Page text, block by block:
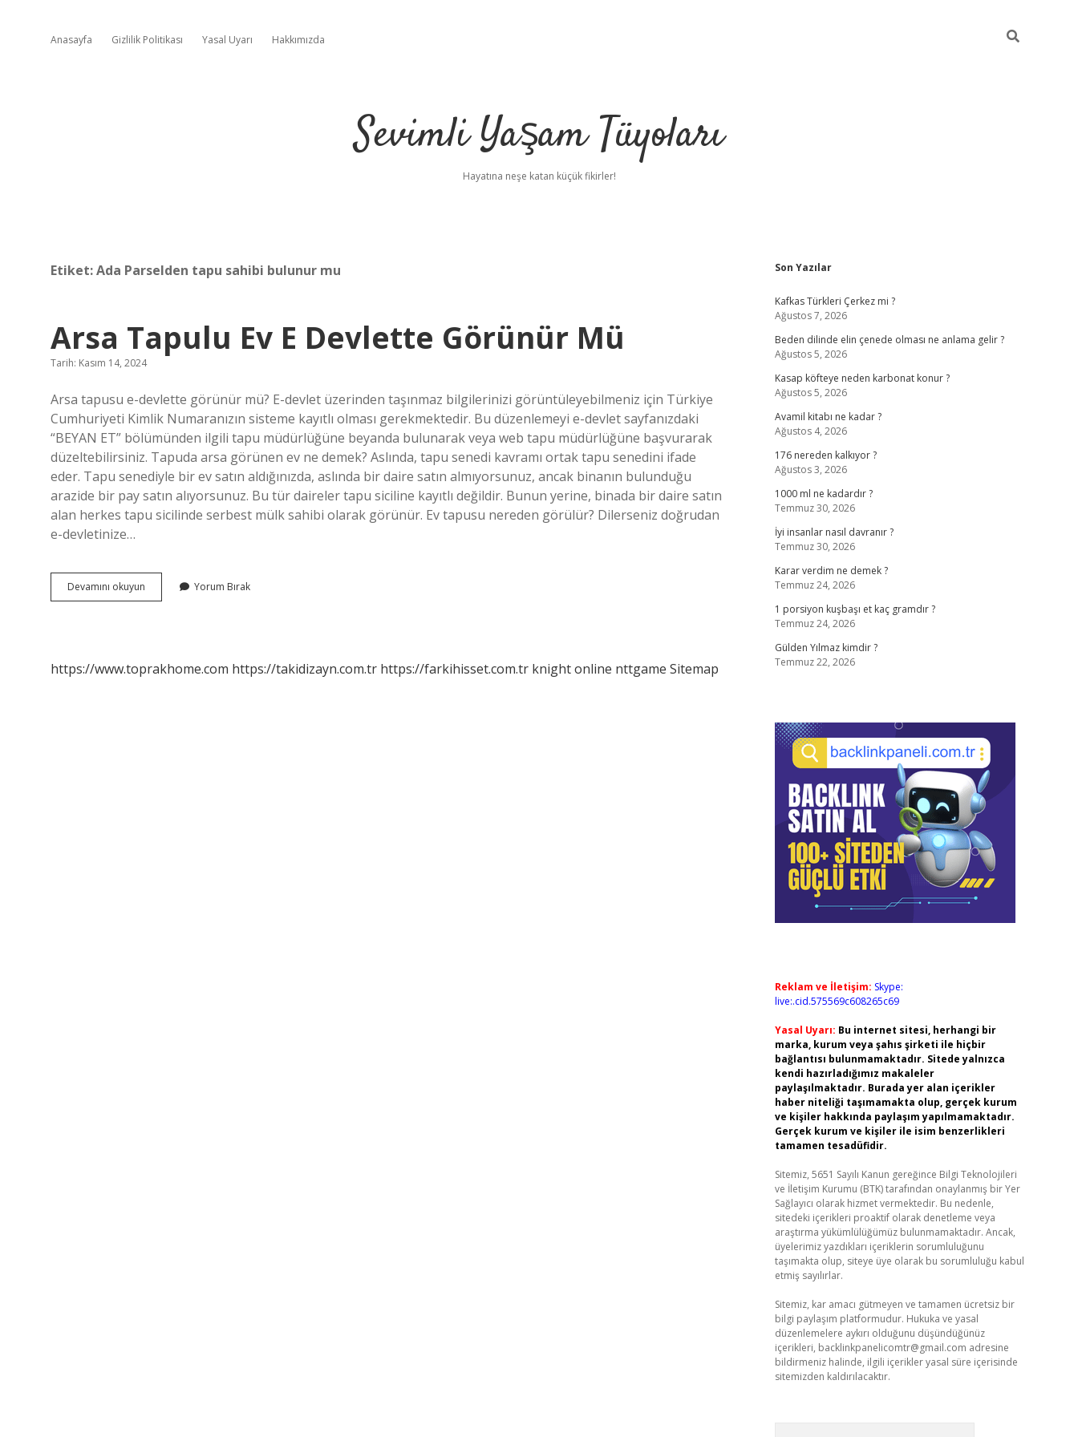
Anasayfa Gizlilik Politikası Yasal Uyarı Hakkımızda
Sevimli Yaşam Tüyoları
Hayatına neşe katan küçük fikirler!
Etiket:Ada Parselden tapu sahibi bulunur mu
Arsa Tapulu Ev E Devlette Görünür Mü
Tarih: Kasım 14, 2024
Arsa tapusu e-devlette görünür mü? E-devlet üzerinden taşınmaz bilgilerinizi görüntüleyebilmeniz için Türkiye
Cumhuriyeti Kimlik Numaranızın sisteme kayıtlı olması gerekmektedir. Bu düzenlemeyi e-devlet sayfanızdaki
“BEYAN ET” bölümünden ilgili tapu müdürlüğüne beyanda bulunarak veya web tapu müdürlüğüne başvurarak
düzeltebilirsiniz. Tapuda arsa görünen ev ne demek? Aslında, tapu senedi kavramı ortak tapu senedini ifade
eder. Tapu senediyle bir ev satın aldığınızda, aslında bir daire satın almıyorsunuz, ancak binanın bulunduğu
arazide bir pay satın alıyorsunuz. Bu tür daireler tapu siciline kayıtlı değildir. Bunun yerine, binada bir daire satın
alan herkes tapu sicilinde serbest mülk sahibi olarak görünür. Ev tapusu nereden görülür? Dilerseniz doğrudan
e-devletinize…
Devamını okuyun
Tapulu
Mü
Yorum Bırak
https://www.toprakhome.com https://takidizayn.com.tr https://farkihisset.com.tr knight online nttgame Sitemap
Sidebar
Son Yazılar
Kafkas Türkleri Çerkez mi ?
Ağustos 7, 2026
Beden dilinde elin çenede olması ne anlama gelir ?
Ağustos 5, 2026
Kasap köfteye neden karbonat konur ?
Ağustos 5, 2026
Avamil kitabı ne kadar ?
Ağustos 4, 2026
176 nereden kalkıyor ?
Ağustos 3, 2026
1000 ml ne kadardır ?
Temmuz 30, 2026
İyi insanlar nasıl davranır ?
Temmuz 30, 2026
Karar verdim ne demek ?
Temmuz 24, 2026
1 porsiyon kuşbaşı et kaç gramdır ?
Temmuz 24, 2026
Gülden Yılmaz kimdir ?
Temmuz 22, 2026
Reklam ve İletişim: Skype:
live:.cid.575569c608265c69
Yasal Uyarı: Bu internet sitesi, herhangi bir
marka, kurum veya şahıs şirketi ile hiçbir
bağlantısı bulunmamaktadır. Sitede yalnızca
kendi hazırladığımız makaleler
paylaşılmaktadır. Burada yer alan içerikler
haber niteliği taşımamakta olup, gerçek kurum
ve kişiler hakkında paylaşım yapılmamaktadır.
Gerçek kurum ve kişiler ile isim benzerlikleri
tamamen tesadüfidir.
Sitemiz, 5651 Sayılı Kanun gereğince Bilgi Teknolojileri
ve İletişim Kurumu (BTK) tarafından onaylanmış bir Yer
Sağlayıcı olarak hizmet vermektedir. Bu nedenle,
sitedeki içerikleri proaktif olarak denetleme veya
araştırma yükümlülüğümüz bulunmamaktadır. Ancak,
üyelerimiz yazdıkları içeriklerin sorumluluğunu
taşımakta olup, siteye üye olarak bu sorumluluğu kabul
etmiş sayılırlar.
Sitemiz, kar amacı gütmeyen ve tamamen ücretsiz bir
bilgi paylaşım platformudur. Hukuka ve yasal
düzenlemelere aykırı olduğunu düşündüğünüz
içerikleri, backlinkpanelicomtr@gmail.com adresine
bildirmeniz halinde, ilgili içerikler yasal süre içerisinde
sitemizden kaldırılacaktır.